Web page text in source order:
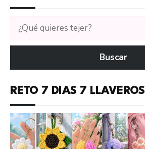
Buscar
tutoriales
en
Buscar
RETO 7 DÍAS 7 LLAVEROS